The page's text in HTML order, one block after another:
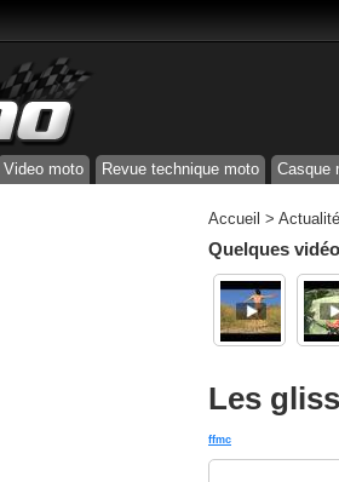
Video moto Revue technique moto Casque
Accueil >
Quelques
Les
ffmc